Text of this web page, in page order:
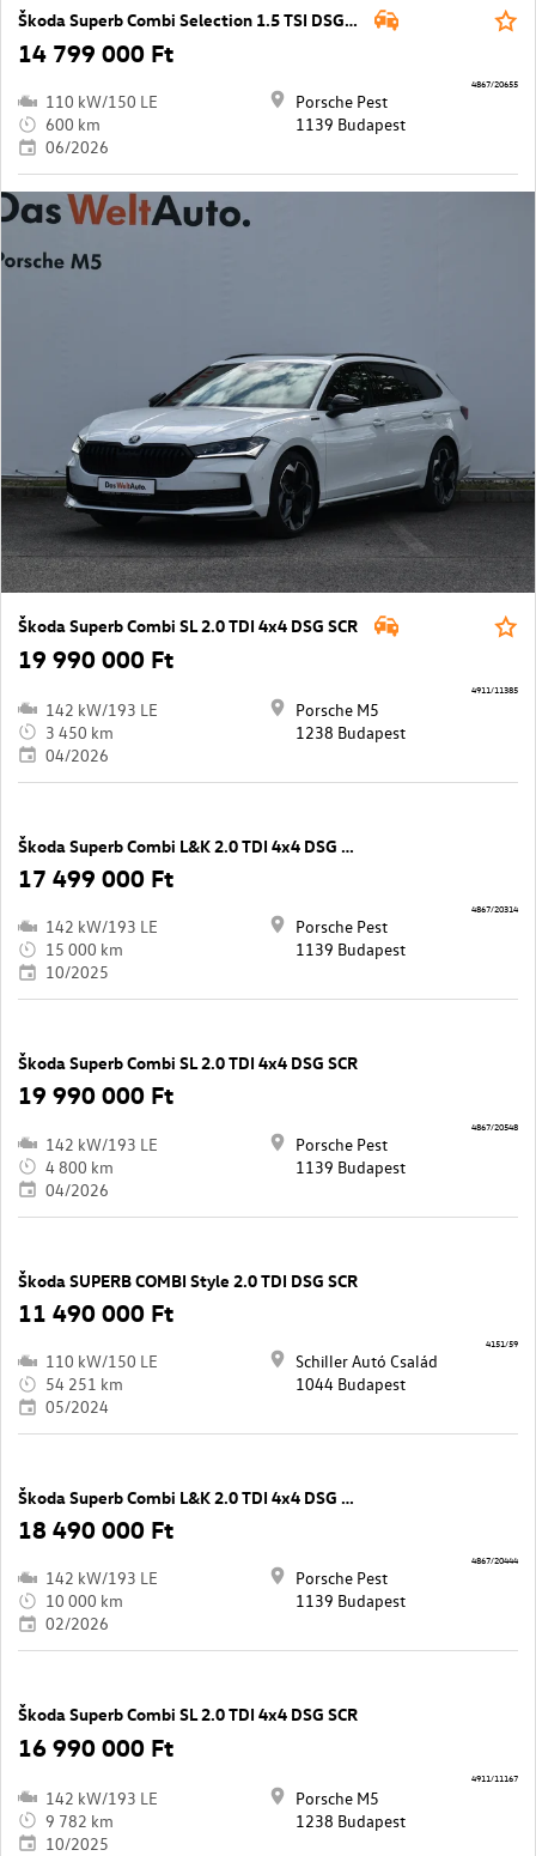
Škoda Superb Combi Selection 1.5 TSI DSG PHEV
14 799 000 Ft
110 kW/150 LE
600 km
06/2026
Porsche Pest
1139 Budapest
4867/20655
Škoda Superb Combi SL 2.0 TDI 4x4 DSG SCR
19 990 000 Ft
142 kW/193 LE
3 450 km
04/2026
Porsche M5
1238 Budapest
4911/11385
Škoda Superb Combi L&K 2.0 TDI 4x4 DSG SCR
17 499 000 Ft
142 kW/193 LE
15 000 km
10/2025
Porsche Pest
1139 Budapest
4867/20314
Škoda Superb Combi SL 2.0 TDI 4x4 DSG SCR
19 990 000 Ft
142 kW/193 LE
4 800 km
04/2026
Porsche Pest
1139 Budapest
4867/20548
Škoda SUPERB COMBI Style 2.0 TDI DSG SCR
11 490 000 Ft
110 kW/150 LE
54 251 km
05/2024
Schiller Autó Család
1044 Budapest
4151/59
Škoda Superb Combi L&K 2.0 TDI 4x4 DSG SCR
18 490 000 Ft
142 kW/193 LE
10 000 km
02/2026
Porsche Pest
1139 Budapest
4867/20444
Škoda Superb Combi SL 2.0 TDI 4x4 DSG SCR
16 990 000 Ft
142 kW/193 LE
9 782 km
10/2025
Porsche M5
1238 Budapest
4911/11167